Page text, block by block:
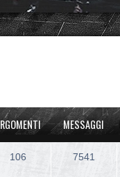
MESSAGGI
106 7541